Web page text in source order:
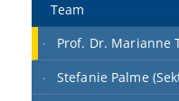
Team
Prof. Dr. Marianne
Stefanie Palme